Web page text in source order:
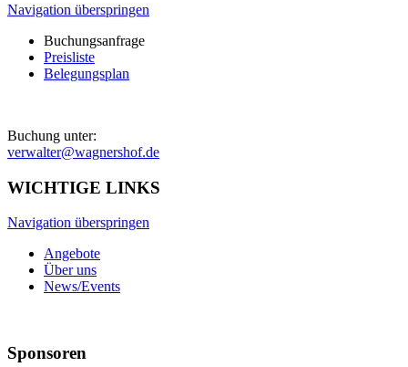
Navigation überspringen
Buchungsanfrage
Preisliste
Belegungsplan
Buchung unter:
verwalter@wagnershof.de
WICHTIGE LINKS
Navigation überspringen
Angebote
Über uns
News/Events
Sponsoren